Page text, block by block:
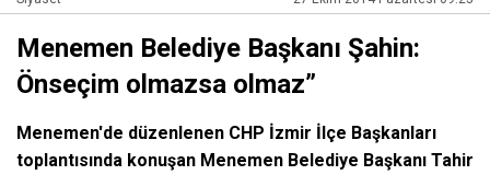
Menemen Belediye Başkanı Şahin:
Önseçim olmazsa olmaz”
Menemen'de düzenlenen CHP İzmir İlçe Başkanları
toplantısında konuşan Menemen Belediye Başkanı Tahir